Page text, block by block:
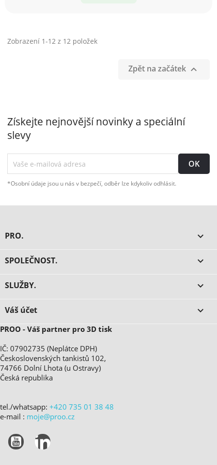
Zobrazení 1-12 z 12 položek
Zpět na začátek 
Získejte nejnovější novinky a speciální
slevy
*Osobní údaje jsou u nás v bezpečí, odběr lze kdykoliv odhlásit.
PRO. 
SPOLEČNOST. 
SLUŽBY. 
Váš účet 
PROO - Váš partner pro 3D tisk
IČ: 07902735 (Neplátce DPH)
Československých tankistů 102,
74766 Dolní Lhota (u Ostravy)
Česká republika
tel./whatsapp: +420 735 01 38 48
e-mail : moje@proo.cz
YouTubeLinkedIn